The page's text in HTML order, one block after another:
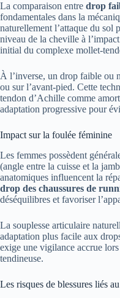
La comparaison entre drop
fondamentales dans la
naturellement l’attaque du sol
niveau de la cheville à
initial du complexe mollet-
À l’inverse, un drop faible ou
ou sur l’avant-pied. Cette
tendon d’Achille comme
adaptation progressive pour
Impact sur la foulée féminine
Les femmes possèdent
(angle entre la cuisse et la
anatomiques influencent la
drop des chaussures de
déséquilibres et favoriser
La souplesse articulaire
adaptation plus facile aux
exige une vigilance accrue
tendineuse.
Les risques de blessures liés